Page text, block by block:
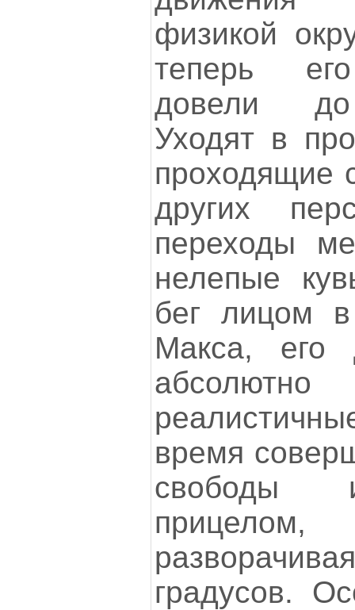
физикой
теперь
довели до
Уходят в
проходящие
других
переходы
нелепые
бег лицом
Макса, его
абсолютно
время
свободы
градусов.